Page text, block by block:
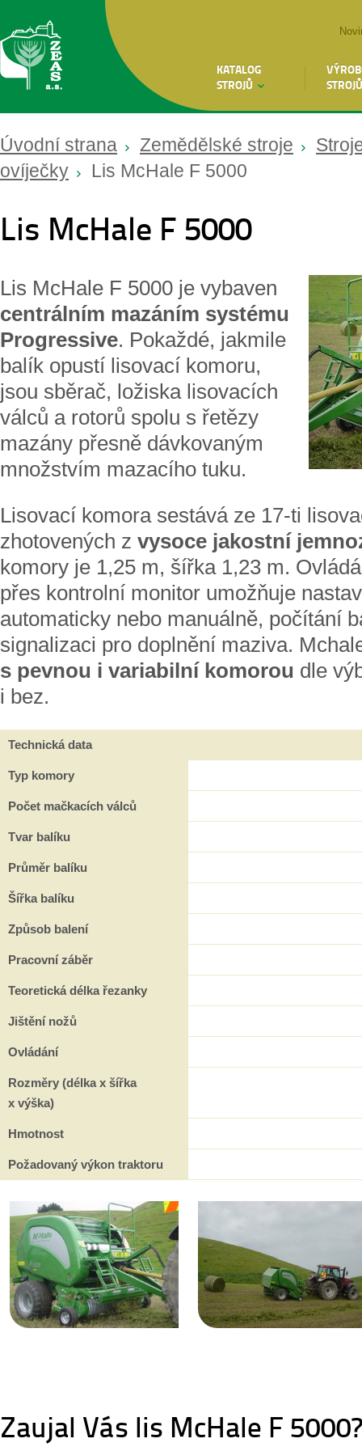
KATALOG
STROJŮ
STROJŮ
Úvodní strana Zemědělské stroje
ovíječky
Lis McHale F 5000
Lis McHale F 5000
Lis McHale F 5000 je vybaven
centrálním mazáním systému
Progressive. Pokaždé, jakmile
balík opustí lisovací komoru,
jsou sběrač, ložiska lisovacích
válců a rotorů spolu s řetězy
mazány přesně dávkovaným
množstvím mazacího tuku.
Lisovací komora sestává ze 17-ti
zhotovených z vysoce jakostní
komory je 1,25 m, šířka 1,23 m.
přes kontrolní monitor umožňuje
automaticky nebo manuálně, počítání
signalizaci pro doplnění maziva.
s pevnou i variabilní komorou dle
i bez.
Technická data
Typ komory
Počet mačkacích válců
Tvar balíku
Průměr balíku
Šířka balíku
Způsob balení
Pracovní záběr
Teoretická délka řezanky
Jištění nožů
Ovládání
Rozměry (délka x šířka
x výška)
Hmotnost
Požadovaný výkon traktoru
Zaujal Vás lis McHale F